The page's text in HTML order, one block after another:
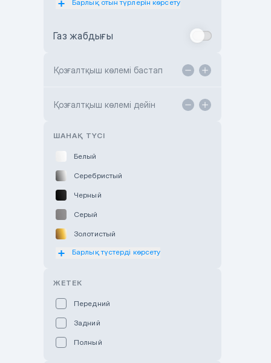
Toyota Astana
TANK Motors Karaganda
Барлық отын түрлерін көрсету
Газ жабдығы
Қозғалтқыш көлемі бастап
Қозғалтқыш көлемі дейін
ШАНАҚ ТҮСІ
Белый
Серебристый
Черный
Серый
Золотистый
Оранжевый
Барлық түстерді көрсету
ЖЕТЕК
Передний
Задний
Полный